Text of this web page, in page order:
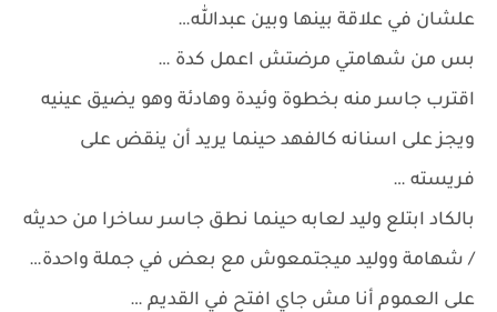
علشان في علاقة بينها وبين عبدالله…
بس من شهامتي مرضتش اعمل كدة …
اقترب جاسر منه بخطوة وئيدة وهادئة وهو يضيق عينيه
ويجز على اسنانه كالفهد حينما يريد أن ينقض على
فريسته …
بالكاد ابتلع وليد لعابه حينما نطق جاسر ساخرا من حديثه
/ شهامة ووليد ميجتمعوش مع بعض في جملة واحدة…
على العموم أنا مش جاي افتح في القديم …